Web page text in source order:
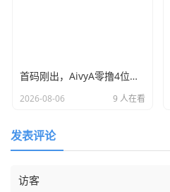
首码刚出，AivyA零撸4位数，全网首发，团队无限袋袋，干就完了
2026-08-06 9 人在看
发表评论